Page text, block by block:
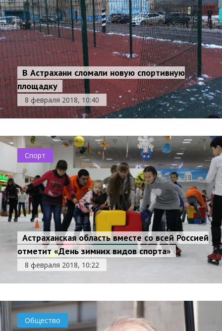
В Астрахани сломали новую спортивную
площадку
8 февраля 2018, 10:40
Спорт
Астраханская область вместе со всей Россией
отметит «День зимних видов спорта»
8 февраля 2018, 10:22
Общество